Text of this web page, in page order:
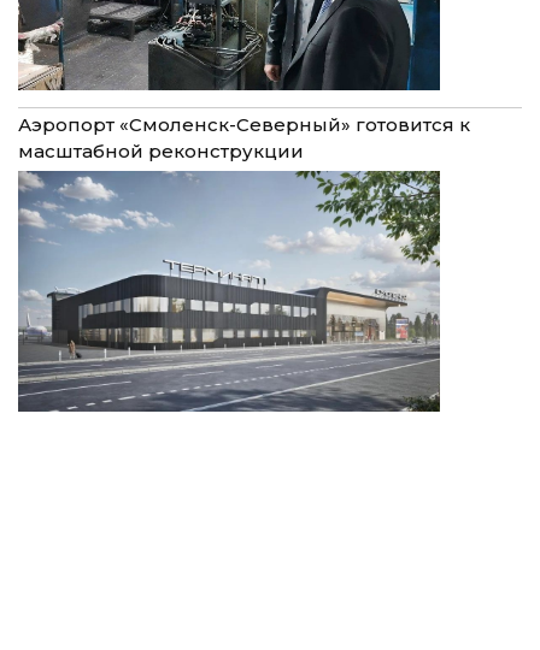
Аэропорт «Смоленск-Северный» готовится к
масштабной реконструкции